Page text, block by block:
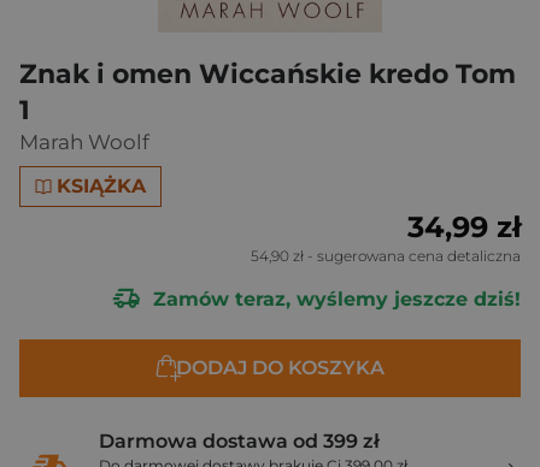
Znak i omen Wiccańskie kredo Tom
1
Marah Woolf
KSIĄŻKA
34,99 zł
54,90 zł - sugerowana cena detaliczna
Zamów teraz, wyślemy jeszcze dziś!
DODAJ DO KOSZYKA
Darmowa dostawa od 399 zł